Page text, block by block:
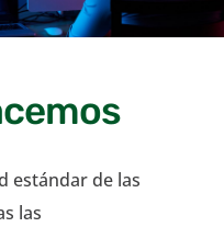
estándar de las
las